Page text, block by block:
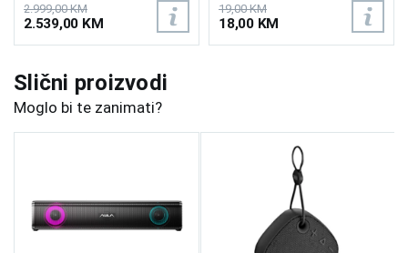
2.999,00 KM
2.539,00 KM
19,00 KM
18,00 KM
Slični proizvodi
Moglo bi te zanimati?